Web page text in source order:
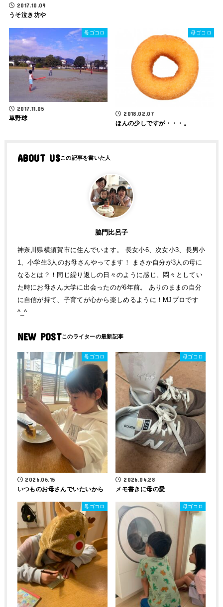
2017.10.09
うそ泣き坊や
母ゴコロ
2017.11.05
草野球
母ゴコロ
2018.02.07
ほんの少しですが・・・。
ABOUT US
脇門比呂子
神奈川県横須賀市に住んでいます。 長女小6、次女小3、長男小
1、小学生3人のお母さんやってます！ まさか自分が3人の母に
なるとは？！同じ繰り返しの日々のように感じ、悶々としてい
た時にお母さん大学に出会ったのが6年前。 ありのままの自分
に自信が持て、子育てが心から楽しめるように！MJプロです
^_^
NEW POST
母ゴコロ
2026.06.15
いつものお母さんでいたいから
母ゴコロ
2026.04.28
メモ書きに母の愛
母ゴコロ 母ゴコロ